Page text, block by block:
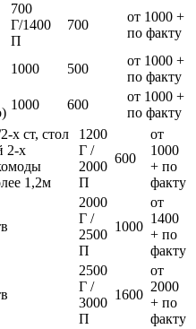
700
Г/1400
П
700
от 1000 +
по факту
1000 500
от 1000 +
по факту
1000 600
от 1000 +
по факту
х ст, стол
2-х
1,2м
1200
Г /
2000
П
600
от
1000
+ по
факту
2000
Г /
2500
П
1000
от
1400
+ по
факту
2500
Г /
3000
П
1600
от
2000
+ по
факту